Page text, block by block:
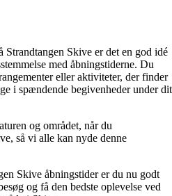
Strandtangen Skive er det en god idé
med åbningstiderne. Du
eller aktiviteter, der finder
i spændende begivenheder under dit
og området, når du
så vi alle kan nyde denne
Skive åbningstider er du nu godt
og få den bedste oplevelse ved